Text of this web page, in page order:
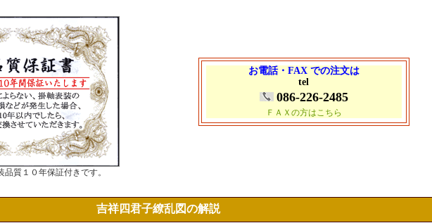
質１０年保証付きです。
お電話・FAX での注文は
tel
086-226-2485
ＦＡＸの方はこちら
吉祥四君子繚乱図の解説